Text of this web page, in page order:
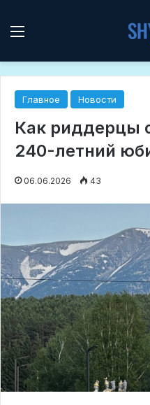
Мәзір
Главное Новости
Как риддерцы
240-летний
06.06.2026 43